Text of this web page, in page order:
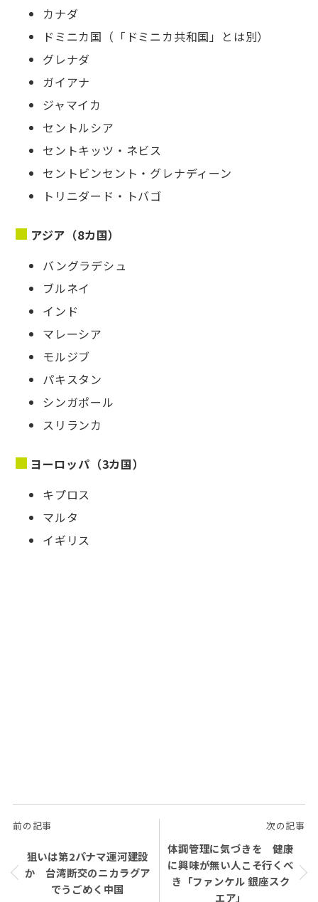
カナダ
ドミニカ国（「ドミニカ共和国」とは別）
グレナダ
ガイアナ
ジャマイカ
セントルシア
セントキッツ・ネビス
セントビンセント・グレナディーン
トリニダード・トバゴ
アジア（8カ国）
バングラデシュ
ブルネイ
インド
マレーシア
モルジブ
パキスタン
シンガポール
スリランカ
ヨーロッパ（3カ国）
キプロス
マルタ
イギリス
前の記事
狙いは第2パナマ運河建設
か 台湾断交のニカラグア
でうごめく中国
次の記事
体調管理に気づきを 健康
に興味が無い人こそ行くべ
き「ファンケル 銀座スク
エア」